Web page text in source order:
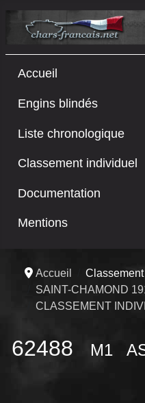
Accueil
Engins blindés
Liste chronologique
Classement individuel
Documentation
Mentions
Accueil
SAINT-CHAMOND
CLASSEMENT
62488 M1